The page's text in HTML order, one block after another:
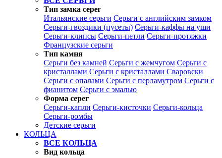
Тип замка серег
Итальянские серьги Серьги с английским замком
Серьги-гвоздики (пусеты) Серьги-каффы на уши
Серьги-клипсы Серьги-петли Серьги-протяжки
Французские серьги
Тип камня
Серьги без камней Серьги с жемчугом Серьги с
кристаллами Серьги с кристаллами Сваровски
Серьги с опалами Серьги с перламутром Серьги с
фианитом Серьги с эмалью
Форма серег
Серьги-капли Серьги-кисточки Серьги-кольца
Серьги-ромбы
Детские серьги
КОЛЬЦА
ВСЕ КОЛЬЦА
Вид кольца